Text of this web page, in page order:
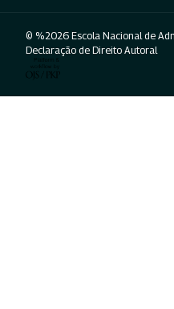
© %2026 Escola Nacional de
Declaração de Direito Autoral